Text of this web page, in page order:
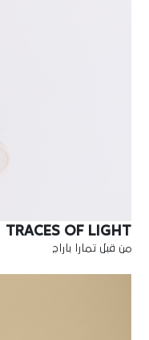
TRACES OF LIGHT
من قبل تمارا باراج